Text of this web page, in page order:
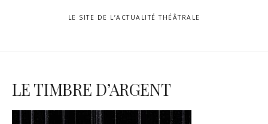
LE SITE DE L’ACTUALITÉ THÉÂTRALE
LE TIMBRE D’ARGENT